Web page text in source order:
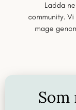
Ladda
community.
mage